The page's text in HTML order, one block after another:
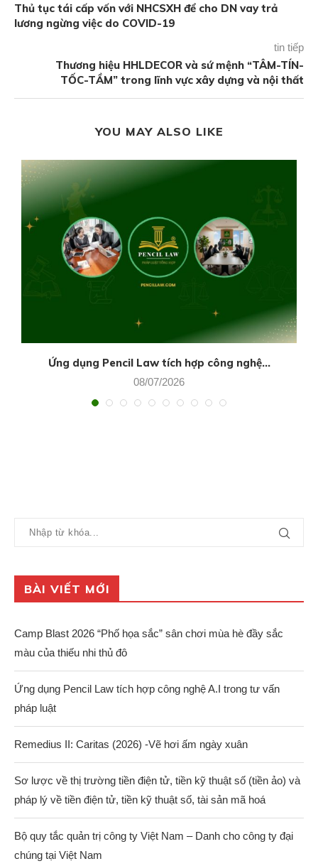
Thủ tục tái cấp vốn với NHCSXH để cho DN vay trả
lương ngừng việc do COVID-19
tin tiếp
Thương hiệu HHLDECOR và sứ mệnh “TÂM-TÍN-
TỐC-TẦM” trong lĩnh vực xây dựng và nội thất
YOU MAY ALSO LIKE
Ứng dụng Pencil Law tích hợp công nghệ...
08/07/2026
BÀI VIẾT MỚI
Camp Blast 2026 “Phố họa sắc” sân chơi mùa hè đầy sắc
màu của thiếu nhi thủ đô
Ứng dụng Pencil Law tích hợp công nghệ A.I trong tư vấn
pháp luật
Remedius II: Caritas (2026) -Vẽ hơi ấm ngày xuân
Sơ lược về thị trường tiền điện tử, tiền kỹ thuật số (tiền ảo) và
pháp lý về tiền điện tử, tiền kỹ thuật số, tài sản mã hoá
Bộ quy tắc quản trị công ty Việt Nam – Danh cho công ty đại
chúng tại Việt Nam